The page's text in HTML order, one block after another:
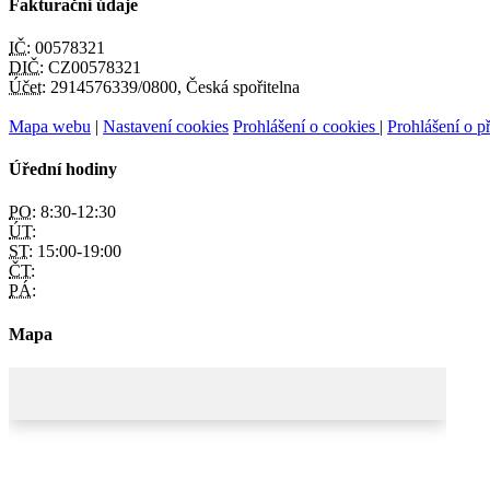
Fakturační údaje
IČ: 00578321
DIČ: CZ00578321
Účet: 2914576339/0800, Česká spořitelna
Mapa webu | Nastavení cookies Prohlášení o cookies | Prohlášení o
Úřední hodiny
PO: 8:30-12:30
ÚT:
ST: 15:00-19:00
ČT:
PÁ:
Mapa